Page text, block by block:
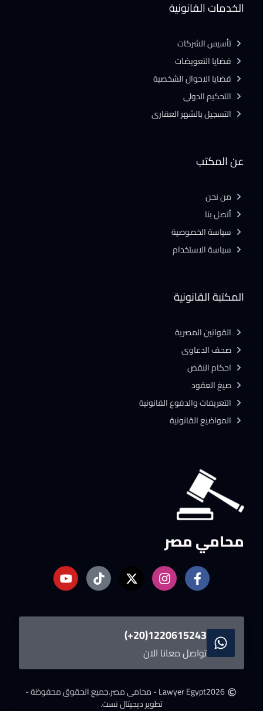
محامي مصر
1220615243(20+)
تواصل معانا الان
2026Lawyer Egypt - محامى مصر.
جميع الحقوق محفوظة -
تطوير ديجيتال نست.
المكتبة القانونية
القوانين المصرية
صحف الدعاوى
احكام النقض
صيغ العقود
التعريفات والدفوع القانونية
المواضيع القانونية
عن المكتب
من نحن
أتصل بنا
سياسة الخصوصية
سياسة الاستخدام
الخدمات القانونية
تأسيس الشركات
قضايا التعويضات
قضايا الاحوال الشخصية
التحكيم الدولى
التسجيل بالشهر العقارى